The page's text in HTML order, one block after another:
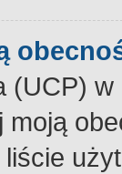
w